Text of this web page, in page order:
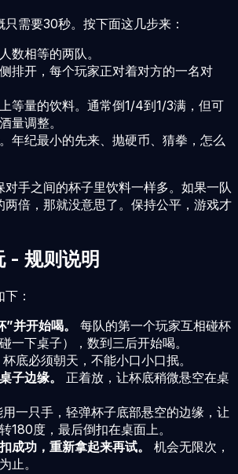
需要30秒。按下面这几步来：
数相等的两队。
排开，每个玩家正对着对方的一名对
等量的饮料。通常倒1/4到1/3满，但可
量调整。
年纪最小的先来、抛硬币、猜拳，怎么
对手之间的杯子里饮料一样多。如果一队
两倍，那就没意思了。保持公平，游戏才
- 规则说明
：
并开始喝。
每队的第一个玩家互相碰杯
一下桌子），数到三后开始喝。
杯底必须朝天，不能小口小口抿。
子边缘。
正着放，让杯底稍微悬空在桌
用一只手，轻弹杯子底部悬空的边缘，让
180度，最后倒扣在桌面上。
成功，重新拿起来再试。
机会无限次，
止。